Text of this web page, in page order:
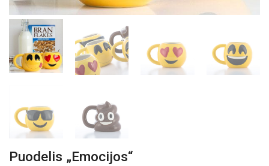
Puodelis „Emocijos“